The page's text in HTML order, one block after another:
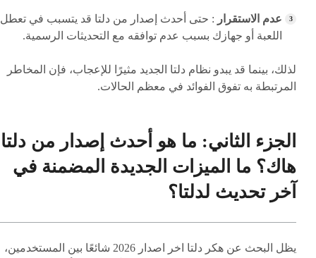
عدم الاستقرار : حتى أحدث إصدار من دلتا قد يتسبب في تعطل
اللعبة أو جهازك بسبب عدم توافقه مع التحديثات الرسمية.
لذلك، بينما قد يبدو نظام دلتا الجديد مثيرًا للإعجاب، فإن المخاطر
المرتبطة به تفوق الفوائد في معظم الحالات.
الجزء الثاني: ما هو أحدث إصدار من دلتا
هاك؟ ما الميزات الجديدة المضمنة في
آخر تحديث لدلتا؟
يظل البحث عن هكر دلتا اخر اصدار 2026 شائعًا بين المستخدمين،